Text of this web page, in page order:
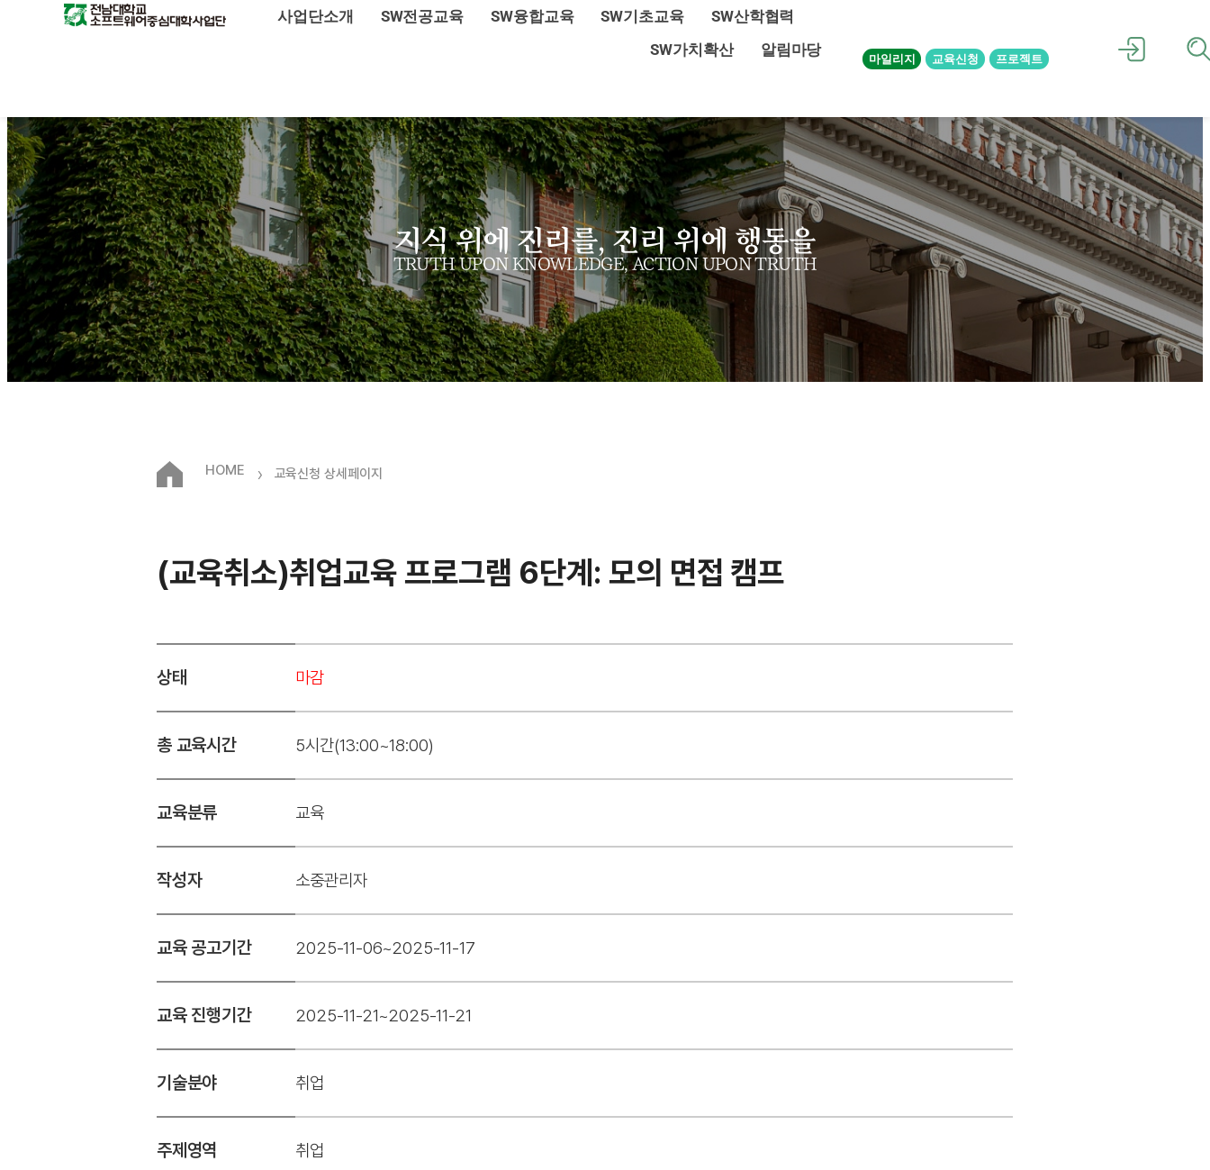
사업단소개 SW전공교육 SW융합교육 SW기초교육
SW산학협력
SW가치확산
알림마당 마일리지 교육신청 프로젝트
지식 위에 진리를, 진리 위에 행동을
TRUTH UPON KNOWLEDGE, ACTION UPON TRUTH
HOME › 교육신청 상세페이지
(교육취소)취업교육 프로그램 6단계: 모의 면접 캠프
상태 마감
총 교육시간 5시간(13:00~18:00)
교육분류 교육
작성자 소중관리자
교육 공고기간 2025-11-06~2025-11-17
교육 진행기간 2025-11-21~2025-11-21
기술분야 취업
주제영역 취업